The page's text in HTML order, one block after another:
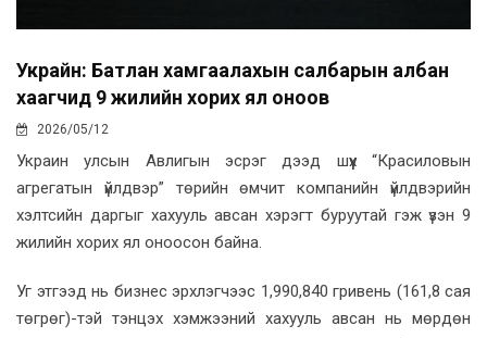
Украйн: Батлан хамгаалахын салбарын албан
хаагчид 9 жилийн хорих ял оноов
2026/05/12
Украин улсын Авлигын эсрэг дээд шүүх “Красиловын
агрегатын үйлдвэр” төрийн өмчит компанийн үйлдвэрийн
хэлтсийн даргыг хахууль авсан хэрэгт буруутай гэж үзэн 9
жилийн хорих ял оноосон байна.
Уг этгээд нь бизнес эрхлэгчээс 1,990,840 гривень (161,8 сая
төгрөг)-тэй тэнцэх хэмжээний хахууль авсан нь мөрдөн